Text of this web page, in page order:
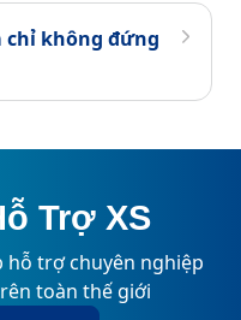
chỉ không đứng
Trợ XS
hỗ trợ chuyên nghiệp
toàn thế giới